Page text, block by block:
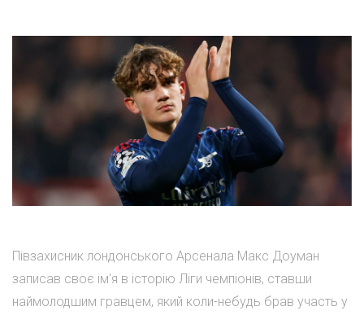
Півзахисник лондонського Арсенала Макс Доуман
записав своє ім'я в історію Ліги чемпіонів, ставши
наймолодшим гравцем, який коли-небудь брав участь у